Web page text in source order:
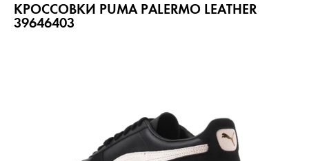
КРОССОВКИ PUMA PALERMO LEATHER
39646403